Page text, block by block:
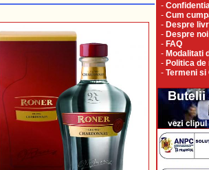
-
- Cum
- Despre
- Despre noi
- FAQ
- Modalitati
- Politica
- Termeni si